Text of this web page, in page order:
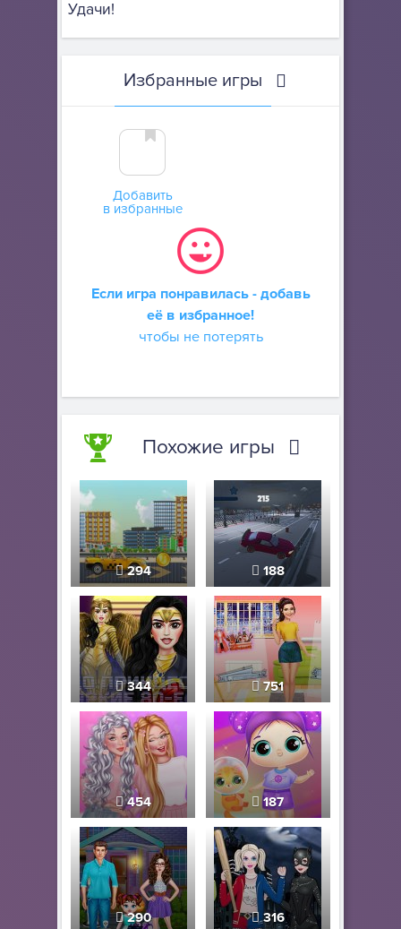
Удачи!
Избранные игры
Добавить
в избранные
Если игра понравилась - добавь
её в избранное!
чтобы не потерять
Похожие игры
294 188
344 751
454 187
290 316